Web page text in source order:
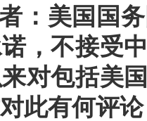
：美国国
，不接受
对包括美
此有何评